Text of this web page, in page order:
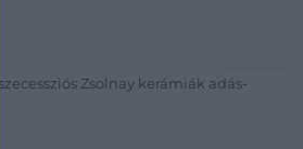
Zsolnay kerámiák adás-